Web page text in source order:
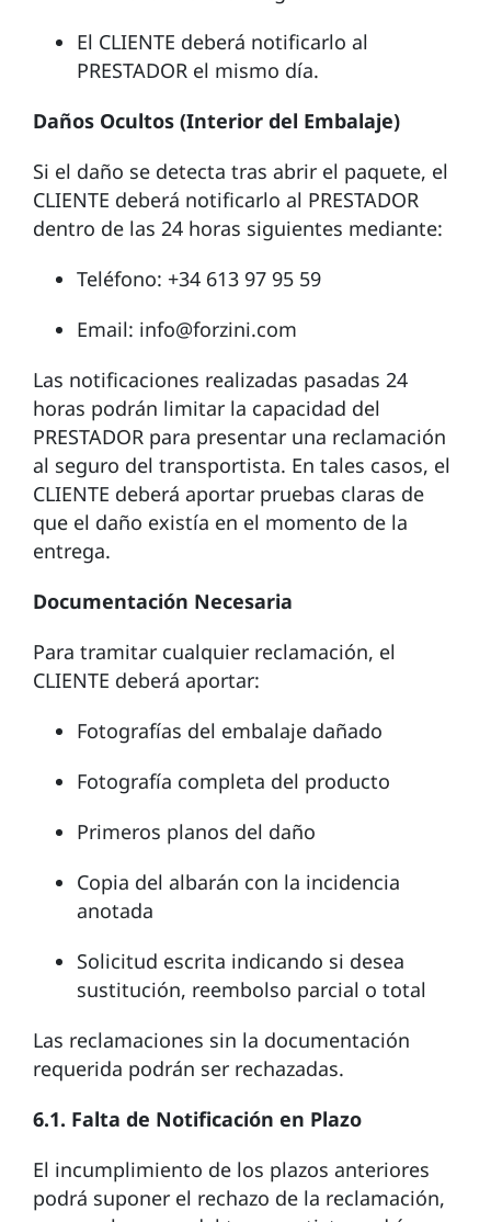
El CLIENTE deberá notificarlo al
PRESTADOR el mismo día.
Daños Ocultos (Interior del Embalaje)
Si el daño se detecta tras abrir el paquete, el
CLIENTE deberá notificarlo al PRESTADOR
dentro de las 24 horas siguientes mediante:
Teléfono: +34 613 97 95 59
Email: info@forzini.com
Las notificaciones realizadas pasadas 24
horas podrán limitar la capacidad del
PRESTADOR para presentar una reclamación
al seguro del transportista. En tales casos, el
CLIENTE deberá aportar pruebas claras de
que el daño existía en el momento de la
entrega.
Documentación Necesaria
Para tramitar cualquier reclamación, el
CLIENTE deberá aportar:
Fotografías del embalaje dañado
Fotografía completa del producto
Primeros planos del daño
Copia del albarán con la incidencia
anotada
Solicitud escrita indicando si desea
sustitución, reembolso parcial o total
Las reclamaciones sin la documentación
requerida podrán ser rechazadas.
6.1. Falta de Notificación en Plazo
El incumplimiento de los plazos anteriores
podrá suponer el rechazo de la reclamación,